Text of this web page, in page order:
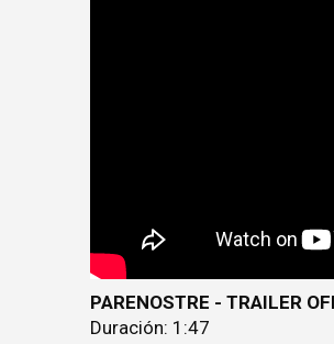
PARENOSTRE - TRAILER
Duración: 1:47